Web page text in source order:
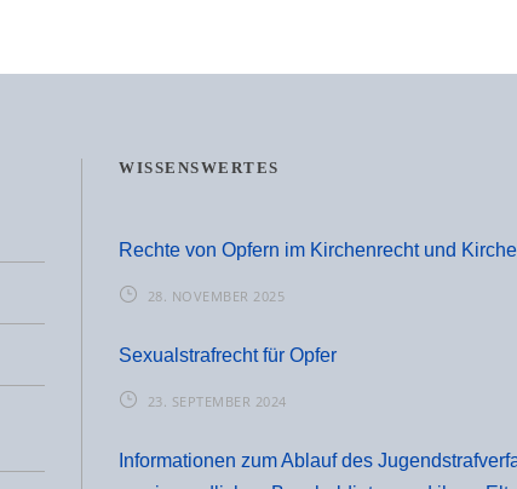
WISSENSWERTES
Rechte von Opfern im Kirchenrecht und
28. NOVEMBER 2025
Sexualstrafrecht für Opfer
23. SEPTEMBER 2024
Informationen zum Ablauf des